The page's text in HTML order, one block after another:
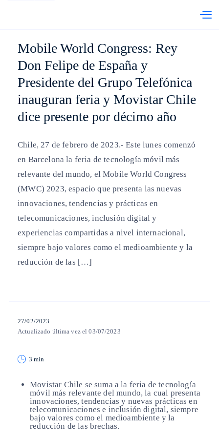
Mobile World Congress: Rey
Don Felipe de España y
Presidente del Grupo Telefónica
inauguran feria y Movistar Chile
dice presente por décimo año
Chile, 27 de febrero de 2023.- Este lunes comenzó
en Barcelona la feria de tecnología móvil más
relevante del mundo, el Mobile World Congress
(MWC) 2023, espacio que presenta las nuevas
innovaciones, tendencias y prácticas en
telecomunicaciones, inclusión digital y
experiencias compartidas a nivel internacional,
siempre bajo valores como el medioambiente y la
reducción de las […]
27/02/2023
Actualizado última vez el 03/07/2023
3 min
Movistar Chile se suma a la feria de tecnología
móvil más relevante del mundo, la cual presenta
innovaciones, tendencias y nuevas prácticas en
telecomunicaciones e inclusión digital, siempre
bajo valores como el medioambiente y la
reducción de las brechas.